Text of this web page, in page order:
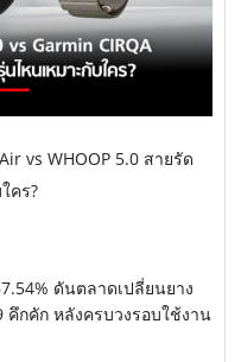
vs WHOOP 5.0 สายรัด
คร?
ดันตลาดเปลี่ยนยาง
คึกคัก หลังครบวงรอบใช้งาน